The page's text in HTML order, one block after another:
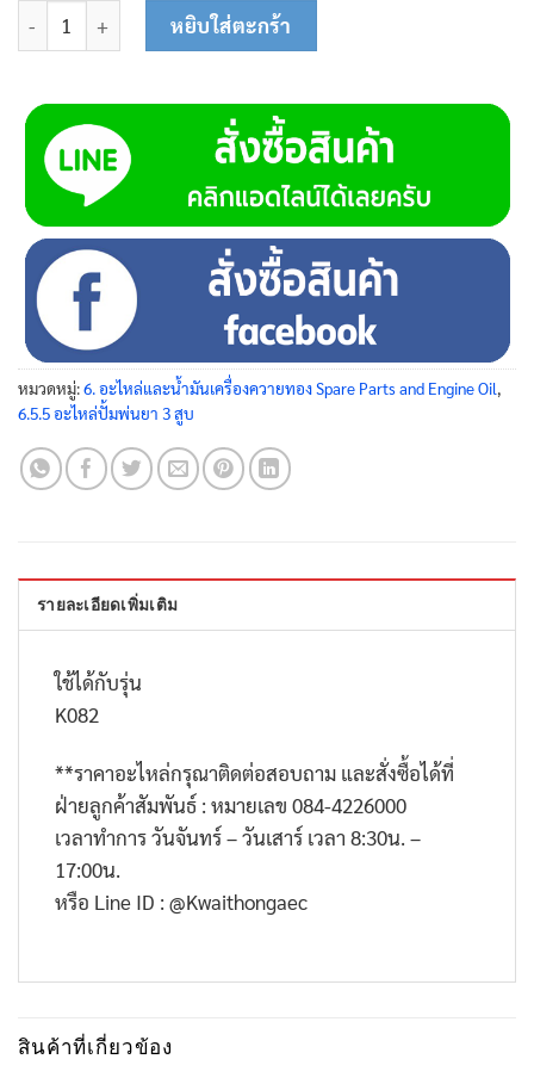
จำนวน หน้าแปลนดูดน้ำเข้า 82-0131 ชิ้น
หยิบใส่ตะกร้า
หมวดหมู่:6. อะไหล่และน้ำมันเครื่องควายทอง Spare Parts and Engine Oil
6.5.5 อะไหล่ปั้มพ่นยา 3 สูบ
รายละเอียดเพิ่มเติม
ใช้ได้กับรุ่น
K082
**ราคาอะไหล่กรุณาติดต่อสอบถาม และสั่งซื้อได้ที่
ฝ่ายลูกค้าสัมพันธ์ : หมายเลข 084-4226000
เวลาทำการ วันจันทร์ – วันเสาร์ เวลา 8:30น. –
17:00น.
หรือ Line ID : @Kwaithongaec
สินค้าที่เกี่ยวข้อง